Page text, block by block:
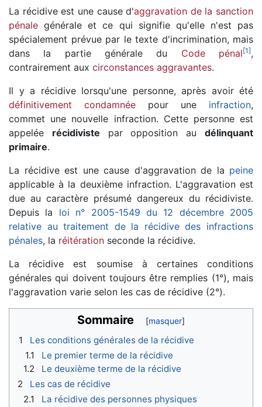
La récidive est une cause d'aggravation de la sanction
pénale générale et ce qui signifie qu'elle n'est pas
spécialement prévue par le texte d'incrimination, mais
dans la partie générale du Code pénal[1],
contrairement aux circonstances aggravantes.
Il y a récidive lorsqu'une personne, après avoir été
définitivement condamnée pour une infraction,
commet une nouvelle infraction. Cette personne est
appelée récidiviste par opposition audélinquant
primaire.
La récidive est une cause d'aggravation de la peine
applicable à la deuxième infraction. L'aggravation est
due au caractère présumé dangereux du récidiviste.
Depuis la loi n° 2005-1549 du 12 décembre 2005
relative au traitement de la récidive des infractions
pénales, la réitération seconde la récidive.
La récidive est soumise à certaines conditions
générales qui doivent toujours être remplies (1°), mais
l'aggravation varie selon les cas de récidive (2°).
Sommaire
1
Les conditions générales de la récidive
1.1
Le premier terme de la récidive
1.2
Le deuxième terme de la récidive
2
Les cas de récidive
2.1
La récidive des personnes physiques